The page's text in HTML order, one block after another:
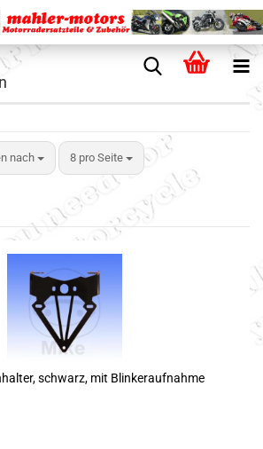
nach 8 pro Seite
schwarz, mit Blinkeraufnahme